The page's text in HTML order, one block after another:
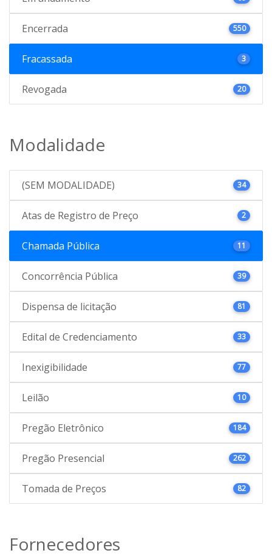
Encerrada 550
Fracassada 3
Revogada 20
Modalidade
(SEM MODALIDADE) 34
Atas de Registro de Preço 2
Chamada Pública 11
Concorrência Pública 39
Dispensa de licitação 81
Edital de Credenciamento 33
Inexigibilidade 77
Leilão 10
Pregão Eletrônico 184
Pregão Presencial 262
Tomada de Preços 82
Fornecedores